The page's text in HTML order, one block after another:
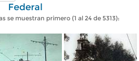
Federal
se muestran primero (1 al 24 de 5313):